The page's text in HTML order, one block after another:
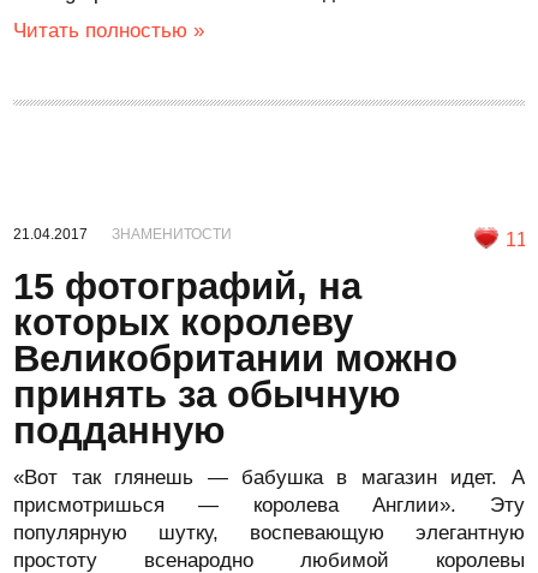
Читать полностью »
21.04.2017 ЗНАМЕНИТОСТИ 11
15 фотографий, на
которых королеву
Великобритании можно
принять за обычную
подданную
«Вот так глянешь — бабушка в магазин идет. А
присмотришься — королева Англии». Эту
популярную шутку, воспевающую элегантную
простоту всенародно любимой королевы